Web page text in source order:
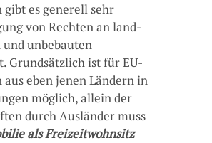
es generell sehr
von Rechten an land-
unbebauten
Grundsätzlich ist für EU-
eben jenen Ländern in
möglich, allein der
durch Ausländer muss
als Freizeitwohnsitz